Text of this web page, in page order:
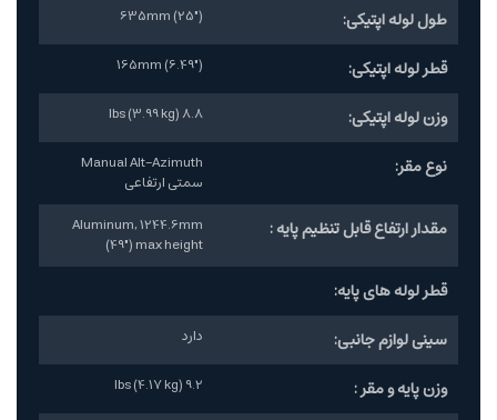
طول لوله اپتیکی: 635mm (25")
قطر لوله اپتیکی: 165mm (6.49")
وزن لوله اپتیکی: 8.8 lbs (3.99 kg)
نوع مقر:
Manual Alt-Azimuth
سمتی ارتفاعی
مقدار ارتفاع قابل تنظیم پایه :
Aluminum, 1244.6mm
(49") max height
قطر لوله های پایه:
سینی لوازم جانبی:
دارد
وزن پایه و مقر : 9.2 lbs (4.17 kg)